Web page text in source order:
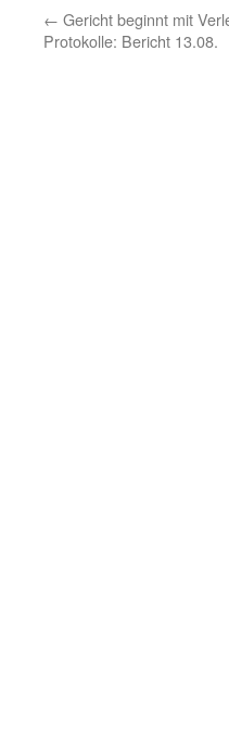
← Gericht beginnt mit
Protokolle: Bericht 13.08.